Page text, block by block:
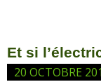
Et si
20 OCTOBRE